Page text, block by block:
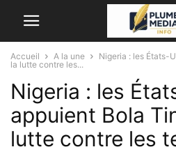
Accueil A la une
Nigeria : les États-
la lutte contre les...
Nigeria : les
appuient Bola
lutte contre les